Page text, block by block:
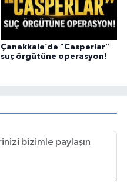
Çanakkale’de "Casperlar"
suç örgütüne operasyon!